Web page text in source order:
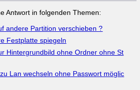
Antwort in folgenden Themen:
andere Partition verschieben ?
Festplatte spiegeln
Hintergrundbild ohne Ordner ohne St
Lan wechseln ohne Passwort möglic